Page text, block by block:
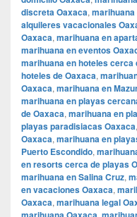
discreta Oaxaca,
alquileres vacacionales
Oaxaca, marihuana en
marihuana en eventos
marihuana en hoteles cerca
hoteles de Oaxaca,
Oaxaca, marihuana en
marihuana en playas
de Oaxaca, marihuana en
playas paradisiacas Oaxaca,
Oaxaca, marihuana en
Puerto Escondido,
en resorts cerca de playas
marihuana en Salina Cruz,
en vacaciones Oaxaca,
Oaxaca, marihuana legal
,